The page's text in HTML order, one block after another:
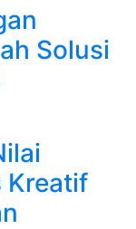
Solusi
Kreatif